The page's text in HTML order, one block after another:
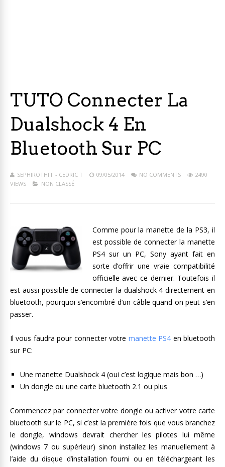
TUTO Connecter La
Dualshock 4 En
Bluetooth Sur PC
SEPHIROTHFF - CEDRIC T 09/05/2014 NO COMMENTS
2490
VIEWS
NON CLASSÉ
Comme pour la manette de la PS3, il
est possible de connecter la manette
PS4 sur un PC, Sony ayant fait en
sorte d’offrir une vraie compatibilité
officielle avec ce dernier. Toutefois il
est aussi possible de connecter la dualshock 4 directement en
bluetooth, pourquoi s’encombré d’un câble quand on peut s’en
passer.
Il vous faudra pour connecter votre manette PS4 en bluetooth
sur PC:
Une manette Dualshock 4 (oui c’est logique mais bon …)
Un dongle ou une carte bluetooth 2.1 ou plus
Commencez par connecter votre dongle ou activer votre carte
bluetooth sur le PC, si c’est la première fois que vous branchez
le dongle, windows devrait chercher les pilotes lui même
(windows 7 ou supérieur) sinon installez les manuellement à
l’aide du disque d’installation fourni ou en téléchargeant les